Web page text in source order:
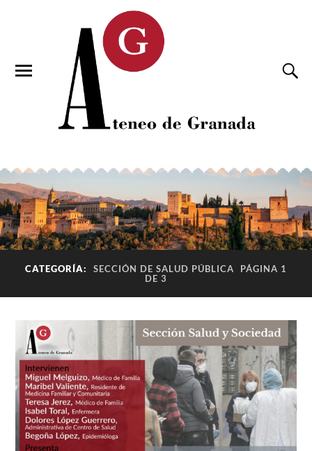
CATEGORÍA: SECCIÓN DE SALUD PÚBLICA
PÁGINA 1
DE 3